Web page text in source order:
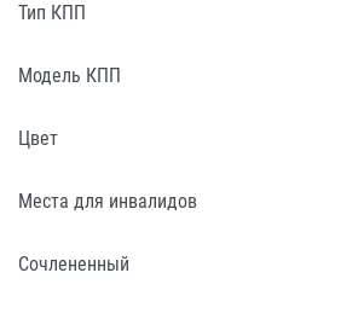
Тип КПП
Модель КПП
Цвет
Места для инвалидов
Сочлененный